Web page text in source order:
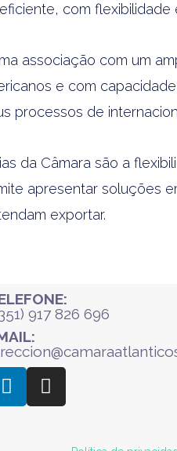
com flexibilidade
associação com um
e com
processos de
da Câmara são a
apresentar soluções
exportar.
917 826 696